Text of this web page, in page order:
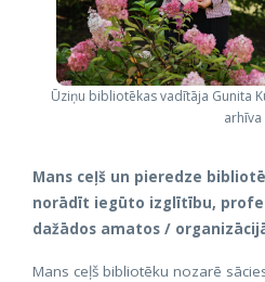
Ūziņu bibliotēkas vadītāja Gunita
arhīva
Mans ceļš un pieredze
norādīt iegūto izglītību,
dažādos amatos /
Mans ceļš bibliotēku nozarē